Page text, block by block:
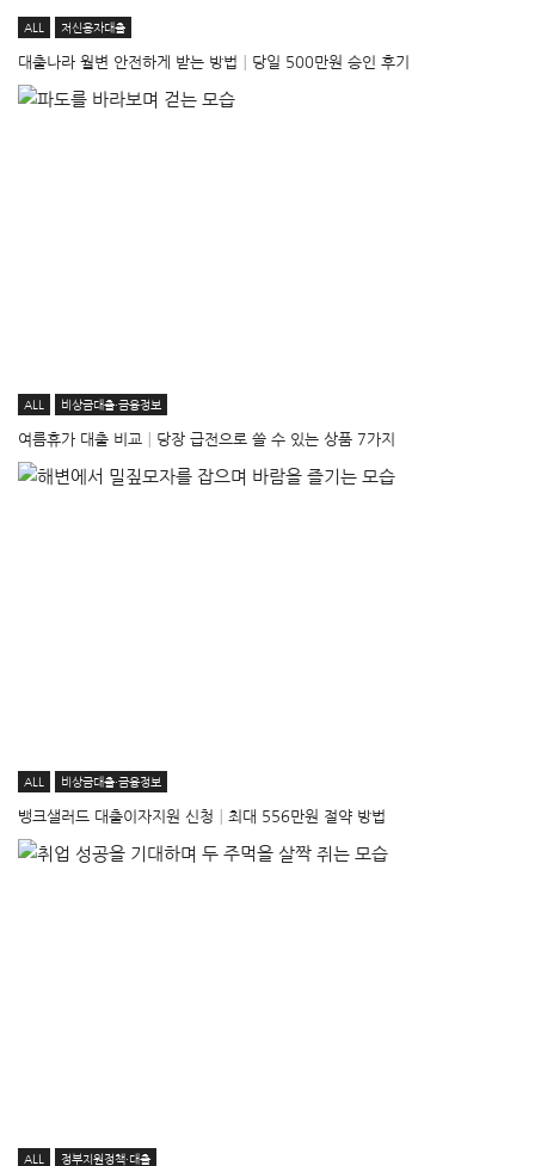
ALL 저신용자대출
대출나라 월변 안전하게 받는 방법│당일 500만원 승인 후기
ALL 비상금대출·금융정보
여름휴가 대출 비교│당장 급전으로 쓸 수 있는 상품 7가지
ALL 비상금대출·금융정보
뱅크샐러드 대출이자지원 신청│최대 556만원 절약 방법
ALL 정부지원정책·대출